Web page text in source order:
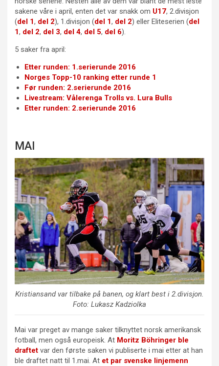
sakene våre i april, enten det var snakk om U17, 2.divisjon
(del 1, del 2), 1.divisjon (del 1, del 2) eller Eliteserien (del
1, del 2, del 3, del 4, del 5, del 6).
5 saker fra april:
Etter runden: 1.serierunde 2016
Norges Topp-10 ranking etter runde 1
Før runden: 2.serierunde 2016
Livestream: Vålerenga Trolls vs. Lura Bulls
Etter runden: 2.serierunde 2016
MAI
Kristiansand var tilbake på banen, og klart best i 2.divisjon.
Foto: Lukasz Kadziolka
Mai var preget av mange saker tilknyttet norsk amerikansk
fotball, men også europeisk. At Moritz Böhringer ble
draftet var den første saken vi publiserte i mai etter at han
ble draftet natt til 1.mai. At et par svenske linjemenn